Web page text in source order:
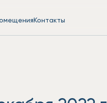
Контакты